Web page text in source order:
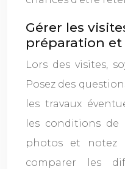
Gérer les
préparation
Lors des visites,
Posez des
les travaux
les conditions de
photos et notez
comparer les